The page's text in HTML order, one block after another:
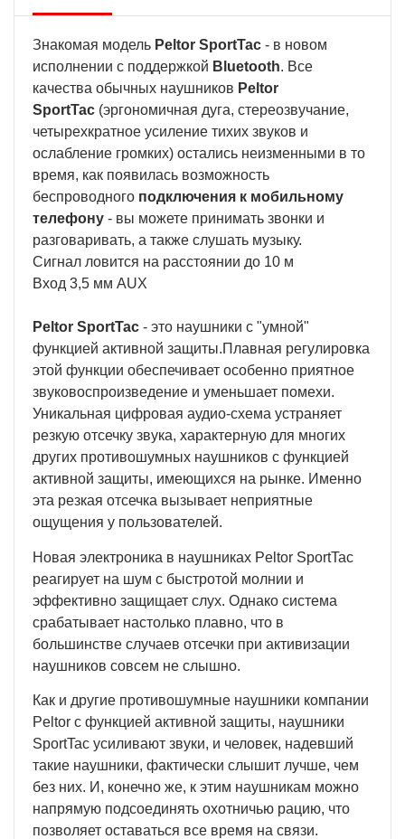
Знакомая модель Peltor SportTac - в новом
исполнении с поддержкой Bluetooth. Все
качества обычных наушников Peltor
SportTac (эргономичная дуга, стереозвучание,
четырехкратное усиление тихих звуков и
ослабление громких) остались неизменными в то
время, как появилась возможность
беспроводного подключения к мобильному
телефону - вы можете принимать звонки и
разговаривать, а также слушать музыку.
Сигнал ловится на расстоянии до 10 м
Вход 3,5 мм AUX
Peltor SportTac - это наушники с "умной"
функцией активной защиты.Плавная регулировка
этой функции обеспечивает особенно приятное
звуковоспроизведение и уменьшает помехи.
Уникальная цифровая аудио-схема устраняет
резкую отсечку звука, характерную для многих
других противошумных наушников с функцией
активной защиты, имеющихся на рынке. Именно
эта резкая отсечка вызывает неприятные
ощущения у пользователей.
Новая электроника в наушниках Peltor SportTac
реагирует на шум с быстротой молнии и
эффективно защищает слух. Однако система
срабатывает настолько плавно, что в
большинстве случаев отсечки при активизации
наушников совсем не слышно.
Как и другие противошумные наушники компании
Peltor с функцией активной защиты, наушники
SportTac усиливают звуки, и человек, надевший
такие наушники, фактически слышит лучше, чем
без них. И, конечно же, к этим наушникам можно
напрямую подсоединять охотничью рацию, что
позволяет оставаться все время на связи.